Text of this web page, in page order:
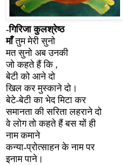
-गिरिजा कुलश्रेष्ठ
माँतुम मेरी सुनो
मत सुनो अब उनकी
जो कहते हैं कि ,
बेटी को आने दो
खिल कर मुस्काने दो।
बेटे-बेटी का भेद मिटा कर
समानता की सरिता लहराने दो
वे लोग तो कहते हैं बस यों ही
नाम कमाने
कन्या-प्रोत्साहन के नाम पर
इनाम पाने।